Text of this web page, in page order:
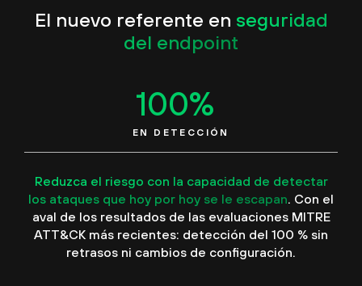
El nuevo referente en seguridad
del endpoint
100%
EN DETECCIÓN
Reduzca el riesgo con la capacidad de detectar
los ataques que hoy por hoy se le escapan. Con el
aval de los resultados de las evaluaciones MITRE
ATT&CK más recientes: detección del 100 % sin
retrasos ni cambios de configuración.